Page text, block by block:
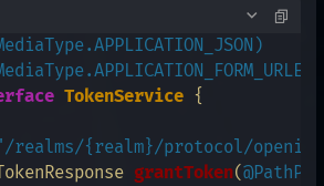
TokenService {
realms/{realm}/protocol/
grantToken(